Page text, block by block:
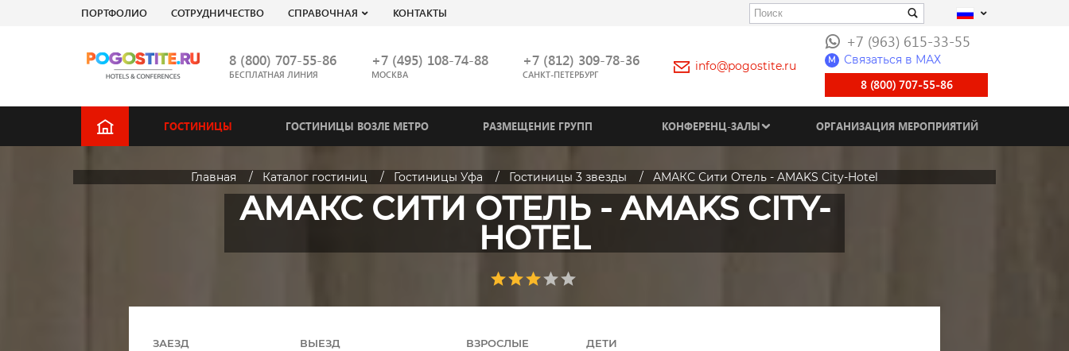
ПОРТФОЛИО СОТРУДНИЧЕСТВО СПРАВОЧНАЯ КОНТАКТЫ
8 (800) 707-55-86
БЕСПЛАТНАЯ ЛИНИЯ
+7 (495) 108-74-88
МОСКВА
+7 (812) 309-78-36
САНКТ-ПЕТЕРБУРГ
info@pogostite.ru
+7 (963) 615-33-55
M Связаться в МАХ
8 (800) 707-55-86
ГОСТИНИЦЫ ГОСТИНИЦЫ ВОЗЛЕ МЕТРО РАЗМЕЩЕНИЕ ГРУПП КОНФЕРЕНЦ-ЗАЛЫ ОРГАНИЗАЦИЯ МЕРОПРИЯТИЙ
Главная Каталог гостиниц Гостиницы Уфа Гостиницы 3 звезды АМАКС Сити Отель - AMAKS City-Hotel
АМАКС СИТИ ОТЕЛЬ - AMAKS CITY-
HOTEL
ЗАЕЗД ВЫЕЗД ВЗРОСЛЫЕ ДЕТИ